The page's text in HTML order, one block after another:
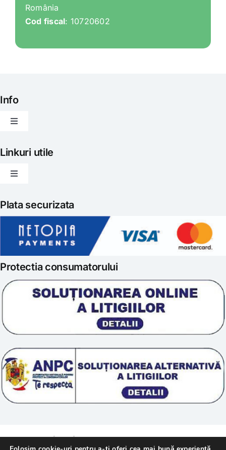
România
Cod fiscal: 10720602
Info
Toggle
Articole
Gatit creativ
Iubim fructele
Scoala „Sanatate 5D”
Tratamente naturale
Linkuri utile
Toggle
Politica de livrare
Politica de retur
Prelucrarea datelor
Termeni si conditii
Politica cookie
Plata securizata
Protectia consumatorului
© 2011 – [year] Fundatia Simile. Toate drepturile